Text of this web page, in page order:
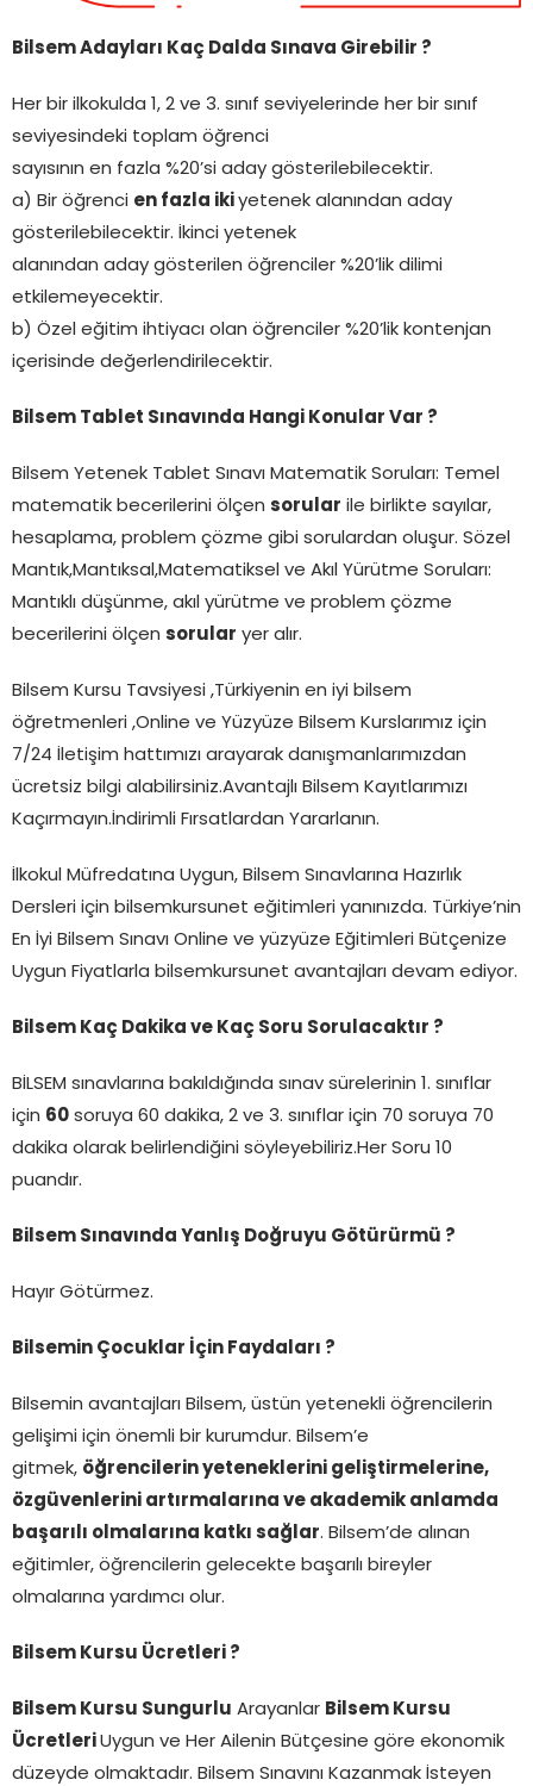
Bilsem Adayları Kaç Dalda Sınava Girebilir ?
Her bir ilkokulda 1, 2 ve 3. sınıf seviyelerinde her bir sınıf
seviyesindeki toplam öğrenci
sayısının en fazla %20’si aday gösterilebilecektir.
a) Bir öğrenci en fazla iki yetenek alanından aday
gösterilebilecektir. İkinci yetenek
alanından aday gösterilen öğrenciler %20’lik dilimi
etkilemeyecektir.
b) Özel eğitim ihtiyacı olan öğrenciler %20’lik kontenjan
içerisinde değerlendirilecektir.
Bilsem Tablet Sınavında Hangi Konular Var ?
Bilsem Yetenek Tablet Sınavı Matematik Soruları: Temel
matematik becerilerini ölçen sorular ile birlikte sayılar,
hesaplama, problem çözme gibi sorulardan oluşur. Sözel
Mantık,Mantıksal,Matematiksel ve Akıl Yürütme Soruları:
Mantıklı düşünme, akıl yürütme ve problem çözme
becerilerini ölçen sorular yer alır.
Bilsem Kursu Tavsiyesi ,Türkiyenin en iyi bilsem
öğretmenleri ,Online ve Yüzyüze Bilsem Kurslarımız için
7/24 İletişim hattımızı arayarak danışmanlarımızdan
ücretsiz bilgi alabilirsiniz.Avantajlı Bilsem Kayıtlarımızı
Kaçırmayın.İndirimli Fırsatlardan Yararlanın.
İlkokul Müfredatına Uygun, Bilsem Sınavlarına Hazırlık
Dersleri için bilsemkursunet eğitimleri yanınızda. Türkiye’nin
En İyi Bilsem Sınavı Online ve yüzyüze Eğitimleri Bütçenize
Uygun Fiyatlarla bilsemkursunet avantajları devam ediyor.
Bilsem Kaç Dakika ve Kaç Soru Sorulacaktır ?
BİLSEM sınavlarına bakıldığında sınav sürelerinin 1. sınıflar
için 60 soruya 60 dakika, 2 ve 3. sınıflar için 70 soruya 70
dakika olarak belirlendiğini söyleyebiliriz.Her Soru 10
puandır.
Bilsem Sınavında Yanlış Doğruyu Götürürmü ?
Hayır Götürmez.
Bilsemin Çocuklar İçin Faydaları ?
Bilsemin avantajları Bilsem, üstün yetenekli öğrencilerin
gelişimi için önemli bir kurumdur. Bilsem’e
gitmek, öğrencilerin yeteneklerini geliştirmelerine,
özgüvenlerini artırmalarına ve akademik anlamda
başarılı olmalarına katkı sağlar. Bilsem’de alınan
eğitimler, öğrencilerin gelecekte başarılı bireyler
olmalarına yardımcı olur.
Bilsem Kursu Ücretleri ?
Bilsem Kursu Sungurlu Arayanlar Bilsem Kursu
Ücretleri Uygun ve Her Ailenin Bütçesine göre ekonomik
düzeyde olmaktadır. Bilsem Sınavını Kazanmak İsteyen